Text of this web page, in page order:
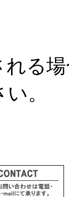
る
。